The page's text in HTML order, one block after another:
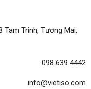
Tam Trinh, Tương Mai,
098 639 4442
info@vietiso.com